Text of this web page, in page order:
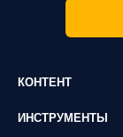
КОНТЕНТ
ИНСТРУМЕНТЫ